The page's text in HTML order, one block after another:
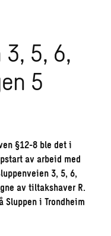
5, 6,
5
§12-8 ble det i
av arbeid med
3, 5, 6,
av tiltakshaver R.
Sluppen i Trondheim